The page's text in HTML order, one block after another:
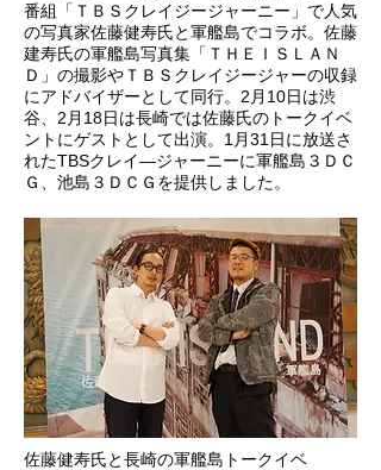
番組「ＴＢＳクレイジージャーニー」で人気
の写真家佐藤健寿氏と軍艦島でコラボ。佐藤
建寿氏の軍艦島写真集「ＴＨＥＩＳＬＡＮ
Ｄ」の撮影やＴＢＳクレイジージャーの収録
にアドバイザーとして同行。2月10日は渋
谷、2月18日は長崎では佐藤氏のトークイベ
ントにゲストとして出演。1月31日に放送さ
れたTBSクレイ―ジャーニーに軍艦島３ＤＣ
Ｇ、池島３ＤＣＧを提供しました。
​佐藤健寿氏と長崎の軍艦島トークイベ